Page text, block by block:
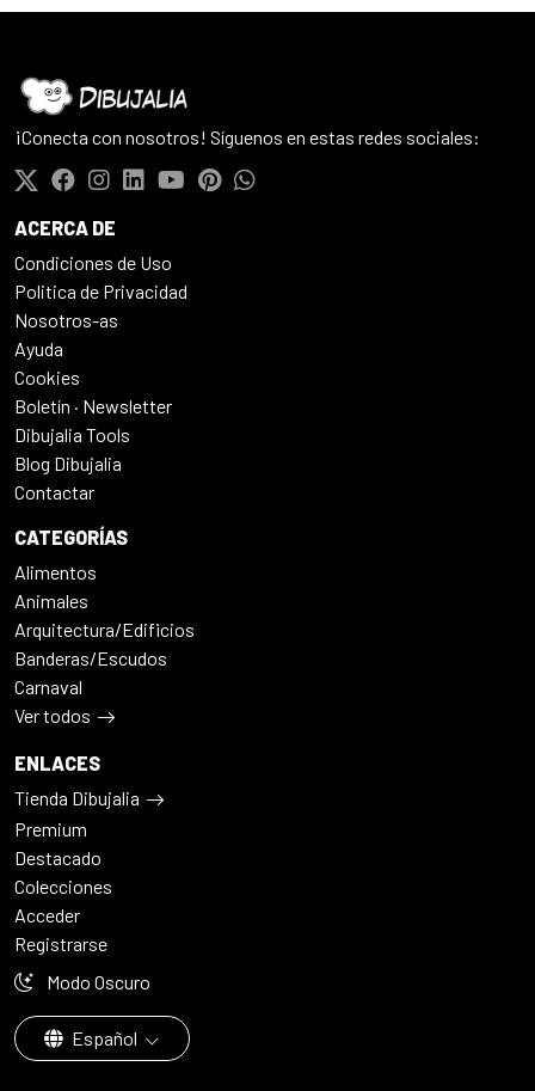
¡Conecta con nosotros! Síguenos en estas redes sociales:
ACERCA DE
Condiciones de Uso
Politica de Privacidad
Nosotros-as
Ayuda
Cookies
Boletín · Newsletter
Dibujalia Tools
Blog Dibujalia
Contactar
CATEGORÍAS
Alimentos
Animales
Arquitectura/Edificios
Banderas/Escudos
Carnaval
Ver todos
ENLACES
Tienda Dibujalia
Premium
Destacado
Colecciones
Acceder
Registrarse
Modo Oscuro
Español